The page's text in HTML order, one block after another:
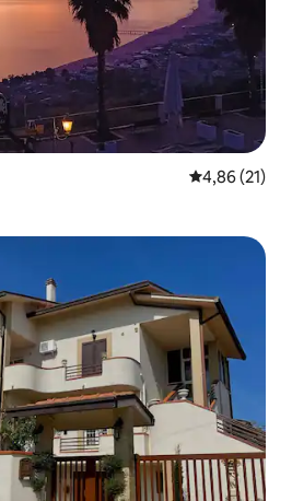
Średnia
4,86 (21)